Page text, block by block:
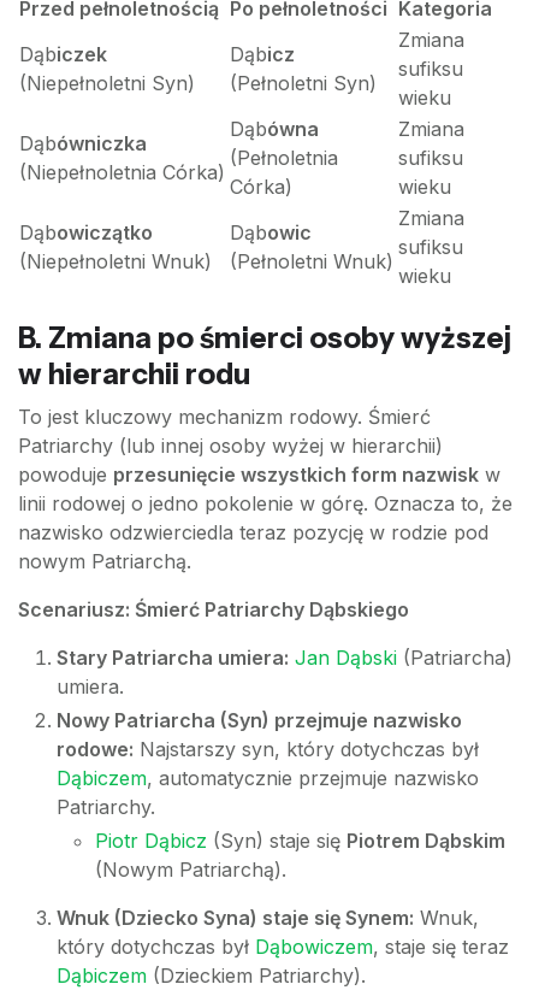
Przed pełnoletnością Po pełnoletności Kategoria
Dąbiczek
(Niepełnoletni Syn)
Dąbicz
(Pełnoletni Syn)
Zmiana
sufiksu
wieku
Dąbówniczka
(Niepełnoletnia Córka)
Dąbówna
(Pełnoletnia
Córka)
Zmiana
sufiksu
wieku
Dąbowiczątko
(Niepełnoletni Wnuk)
Dąbowic
(Pełnoletni Wnuk)
Zmiana
sufiksu
wieku
B. Zmiana po śmierci osoby wyższej
w hierarchii rodu
To jest kluczowy mechanizm rodowy. Śmierć
Patriarchy (lub innej osoby wyżej w hierarchii)
powoduje przesunięcie wszystkich form nazwisk w
linii rodowej o jedno pokolenie w górę. Oznacza to, że
nazwisko odzwierciedla teraz pozycję w rodzie pod
nowym Patriarchą.
Scenariusz: Śmierć Patriarchy Dąbskiego
Stary Patriarcha umiera: Jan Dąbski (Patriarcha)
umiera.
Nowy Patriarcha (Syn) przejmuje nazwisko
rodowe: Najstarszy syn, który dotychczas był
Dąbiczem, automatycznie przejmuje nazwisko
Patriarchy.
Piotr Dąbicz (Syn) staje się Piotrem Dąbskim
(Nowym Patriarchą).
Wnuk (Dziecko Syna) staje się Synem: Wnuk,
który dotychczas był Dąbowiczem, staje się teraz
Dąbiczem (Dzieckiem Patriarchy).